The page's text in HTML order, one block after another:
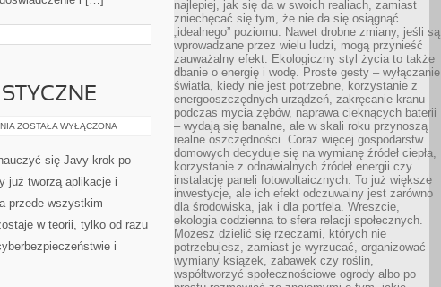
DEVOPS
PROGRAMISTYCZNE
ZOSTAŁA WYŁĄCZONA
się Javy krok po
już tworzą aplikacje i
przede wszystkim
w teorii, tylko od razu
i
najlepiej, jak się da w swoich realiach, zamiast
zniechęcać się tym, że nie da się osiągnąć
„idealnego” poziomu. Nawet drobne zmiany, jeśli są
wprowadzane przez wielu ludzi, mogą przynieść
zauważalny efekt. Ekologiczny styl życia to także
dbanie o energię i wodę. Proste gesty – wyłączanie
światła, kiedy nie jest potrzebne, korzystanie z
energooszczędnych urządzeń, zakręcanie kranu
podczas mycia zębów, naprawa cieknących baterii
– wydają się banalne, ale w skali roku przynoszą
realne oszczędności. Coraz więcej gospodarstw
domowych decyduje się na wymianę źródeł ciepła,
korzystanie z odnawialnych źródeł energii czy
instalację paneli fotowoltaicznych. To już większe
inwestycje, ale ich efekt odczuwalny jest zarówno
dla środowiska, jak i dla portfela. Wreszcie,
ekologia codzienna to sfera relacji społecznych.
Możesz dzielić się rzeczami, których nie
potrzebujesz, zamiast je wyrzucać, organizować
wymiany książek, zabawek czy roślin,
współtworzyć społecznościowe ogrody albo po